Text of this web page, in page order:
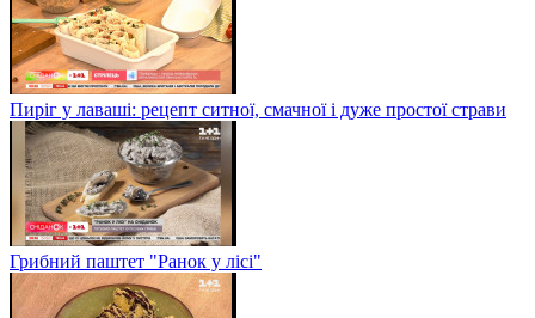
Пиріг у лаваші: рецепт ситної, смачної і дуже простої страви
Грибний паштет "Ранок у лісі"